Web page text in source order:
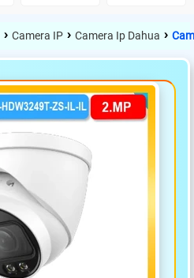
› Camera IP › Camera Ip Dahua ›